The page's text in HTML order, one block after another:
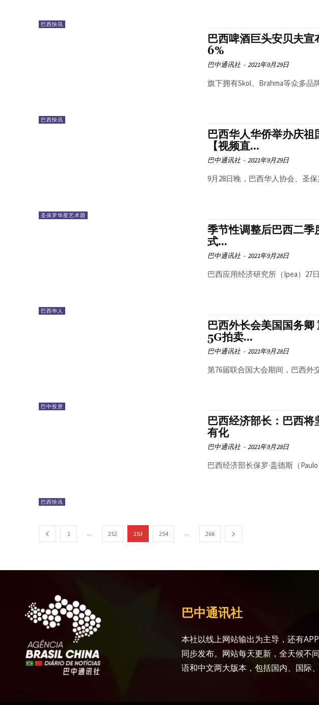
巴西快讯
巴西快讯
巴西啤酒巨头安贝夫
6%
巴中通讯社 - 2021年9月29日
旗下拥有Skol、Brahma等众多品
圣保罗华星艺术团
巴西华人华侨举办庆
【视频直...
巴中通讯社 - 2021年9月29日
9月28日晚，巴西华人协会、圣
巴西华人
季节性调整后巴西二
式...
巴中通讯社 - 2021年9月28日
巴西应用经济研究所（Ipea）27
巴中投资
巴西外长会美国国务
5G拍卖...
巴中通讯社 - 2021年9月28日
第76届联合国大会期间，巴西外
巴西快讯
巴西经济部长：巴西
有化
巴中通讯社 - 2021年9月28日
巴西经济部长保罗·盖德斯（Paulo
1 ... 252 253 254 ... 266
巴中通讯社
本社以线上网站输出为主导，还有
同步发布。网站每天更新，全天候不
语和中文两大版本，包括国内、国际